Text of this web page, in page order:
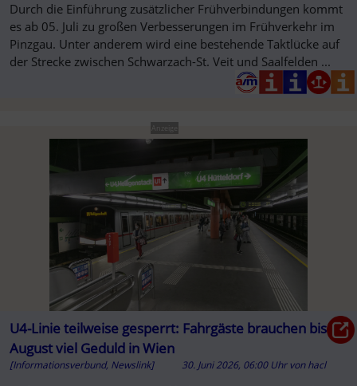
Durch die Einführung zusätzlicher Frühverbindungen kommt
es ab 05. Juli zu großen Verbesserungen im Frühverkehr im
Pinzgau. Unter anderem wird eine bestehende Taktlücke auf
der Strecke zwischen Schwarzach-St. Veit und Saalfelden ...
Anzeige
U4-Linie teilweise gesperrt: Fahrgäste brauchen bis
August viel Geduld in Wien
[Informationsverbund, Newslink] 30. Juni 2026, 06:00 Uhr vonhacl